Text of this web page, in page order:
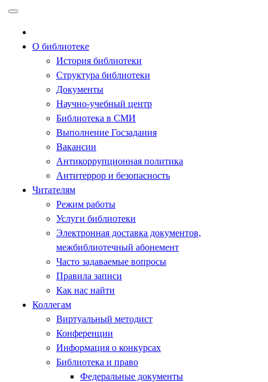
содержимому
О библиотеке
История библиотеки
Структура библиотеки
Документы
Научно-учебный центр
Библиотека в СМИ
Выполнение Госзадания
Вакансии
Антикоррупционная политика
Антитеррор и безопасность
Читателям
Режим работы
Услуги библиотеки
Электронная доставка документов,
межбиблиотечный абонемент
Часто задаваемые вопросы
Правила записи
Как нас найти
Коллегам
Виртуальный методист
Конференции
Информация о конкурсах
Библиотека и право
Федеральные документы